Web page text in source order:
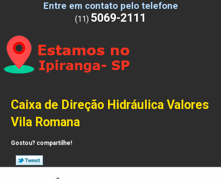
Entre em contato pelo telefone
(11) 5069-2111
Caixa de Direção Hidráulica Valores
Vila Romana
Gostou? compartilhe!